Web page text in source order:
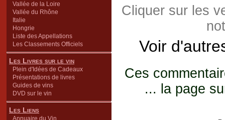
Vallée de la Loire
Vallée du Rhône
Italie
Hongrie
Liste des Appellations
Les Classements Officiels
Les Livres sur le vin
Plein d'Idées de Cadeaux
Présentations de livres
Guides de vins
DVD sur le vin
Les Liens
Annuaire du Vin
Cliquer sur les
Voir
Ces
... la page